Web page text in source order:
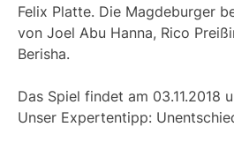
Felix Platte. Die Magdeburger
von Joel Abu Hanna, Rico
Berisha.
Das Spiel findet am 03.11.2018
Unser Expertentipp: